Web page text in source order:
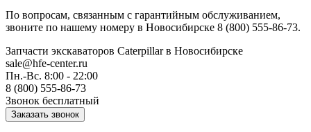
По вопросам, связанным с гарантийным обслуживанием,
звоните по нашему номеру в Новосибирске 8 (800) 555-86-73.
Запчасти экскаваторов Caterpillarв Новосибирске
sale@hfe-center.ru
Пн.-Вс. 8:00 - 22:00
8 (800) 555-86-73
Звонок бесплатный